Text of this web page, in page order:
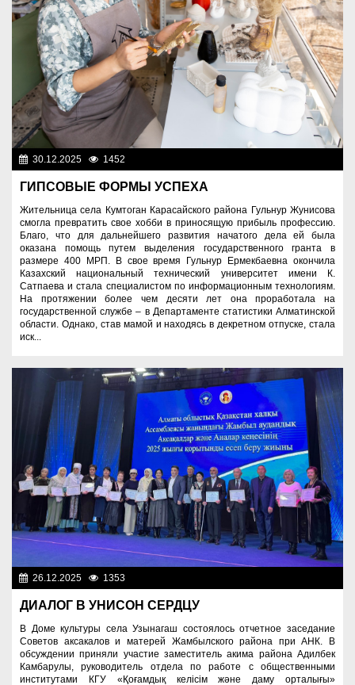
30.12.2025 1452
ГИПСОВЫЕ ФОРМЫ УСПЕХА
Жительница села Кумтоган Карасайского района Гульнур Жунисова
смогла превратить свое хобби в приносящую прибыль профессию.
Благо, что для дальнейшего развития начатого дела ей была
оказана помощь путем выделения государственного гранта в
размере 400 МРП. В свое время Гульнур Ермекбаевна окончила
Казахский национальный технический университет имени К.
Сатпаева и стала специалистом по информационным технологиям.
На протяжении более чем десяти лет она проработала на
государственной службе – в Департаменте статистики Алматинской
области. Однако, став мамой и находясь в декретном отпуске, стала
иск...
26.12.2025 1353
ДИАЛОГ В УНИСОН СЕРДЦУ
В Доме культуры села Узынагаш состоялось отчетное заседание
Советов аксакалов и матерей Жамбылского района при АНК. В
обсуждении приняли участие заместитель акима района Адилбек
Камбарулы, руководитель отдела по работе с общественными
институтами КГУ «Қоғамдық келісім және даму орталығы»